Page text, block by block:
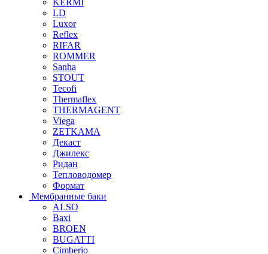
LD
Luxor
Reflex
RIFAR
ROMMER
Sanha
STOUT
Tecofi
Thermaflex
THERMAGENT
Viega
ZETKAMA
Декаст
Джилекс
Ридан
Тепловодомер
Формат
Мембранные баки
ALSO
Baxi
BROEN
BUGATTI
Cimberio